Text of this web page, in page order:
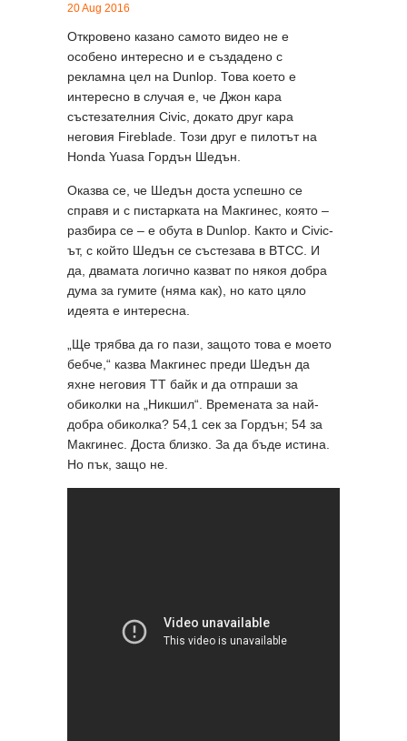
20 Aug 2016
Откровено казано самото видео не е
особено интересно и е създадено с
рекламна цел на Dunlop. Това което е
интересно в случая е, че Джон кара
състезателния Civic, докато друг кара
неговия Fireblade. Този друг е пилотът на
Honda Yuasa Гордън Шедън.
Оказва се, че Шедън доста успешно се
справя и с пистарката на Макгинес, която –
разбира се – е обута в Dunlop. Както и Civic-
ът, с който Шедън се състезава в BTCC. И
да, двамата логично казват по някоя добра
дума за гумите (няма как), но като цяло
идеята е интересна.
„Ще трябва да го пази, защото това е моето
бебче,“ казва Макгинес преди Шедън да
яхне неговия TT байк и да отпраши за
обиколки на „Никшил“. Времената за най-
добра обиколка? 54,1 сек за Гордън; 54 за
Макгинес. Доста близко. За да бъде истина.
Но пък, защо не.